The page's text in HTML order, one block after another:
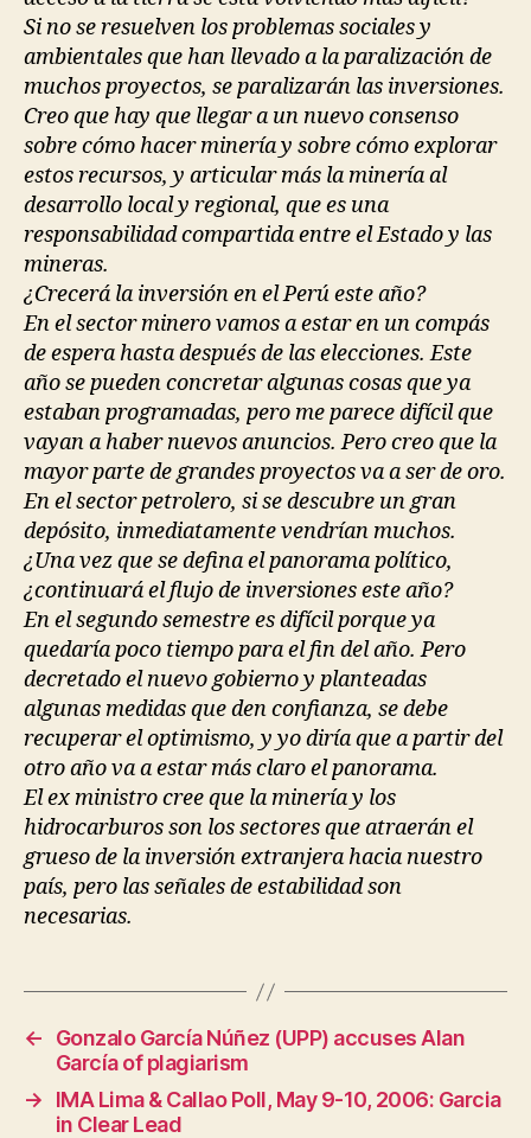
Si no se resuelven los problemas sociales y
ambientales que han llevado a la paralización de
muchos proyectos, se paralizarán las inversiones.
Creo que hay que llegar a un nuevo consenso
sobre cómo hacer minería y sobre cómo explorar
estos recursos, y articular más la minería al
desarrollo local y regional, que es una
responsabilidad compartida entre el Estado y las
mineras.
¿Crecerá la inversión en el Perú este año?
En el sector minero vamos a estar en un compás
de espera hasta después de las elecciones. Este
año se pueden concretar algunas cosas que ya
estaban programadas, pero me parece difícil que
vayan a haber nuevos anuncios. Pero creo que la
mayor parte de grandes proyectos va a ser de oro.
En el sector petrolero, si se descubre un gran
depósito, inmediatamente vendrían muchos.
¿Una vez que se defina el panorama político,
¿continuará el flujo de inversiones este año?
En el segundo semestre es difícil porque ya
quedaría poco tiempo para el fin del año. Pero
decretado el nuevo gobierno y planteadas
algunas medidas que den confianza, se debe
recuperar el optimismo, y yo diría que a partir del
otro año va a estar más claro el panorama.
El ex ministro cree que la minería y los
hidrocarburos son los sectores que atraerán el
grueso de la inversión extranjera hacia nuestro
país, pero las señales de estabilidad son
necesarias.
←
Gonzalo García Núñez (UPP) accuses Alan
García of plagiarism
→
IMA Lima & Callao Poll, May 9-10, 2006: Garcia
in Clear Lead